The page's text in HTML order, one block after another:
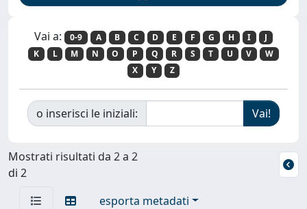
Vai a: 0-9 A B C D E F G H I
J
K
L M N O P Q R S T U V
W
X
Y Z
o inserisci le iniziali:
Mostrati risultati da 2 a 2
di 2
esporta metadati